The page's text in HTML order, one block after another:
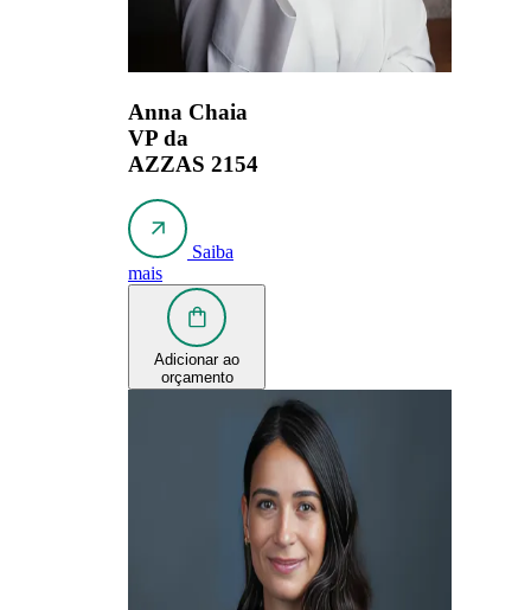
Anna Chaia
VP da
AZZAS 2154
Saiba
mais
Adicionar ao
orçamento